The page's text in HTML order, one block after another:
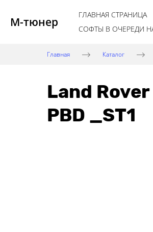
М-тюнер ГЛАВНАЯ СТРАНИЦА
СОФТЫ В ОЧЕРЕДИ
Главная Каталог
Land
PBD _ST1